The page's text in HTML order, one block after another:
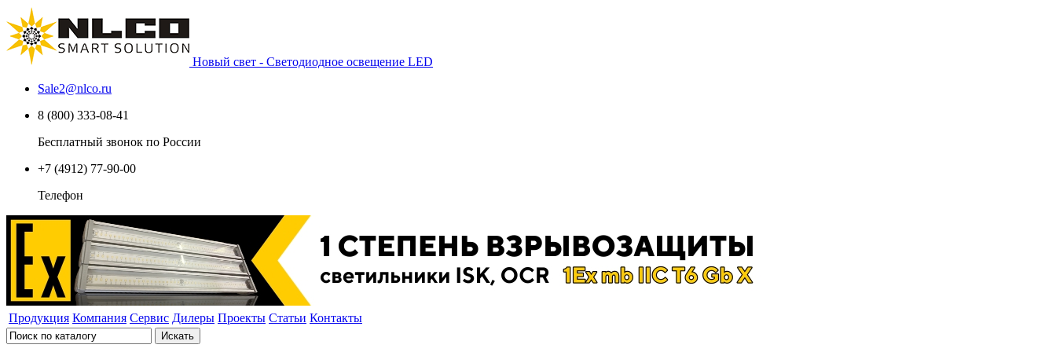
Новый свет - Светодиодное освещение LED
Sale2@nlco.ru
8 (800) 333-08-41
Бесплатный звонок по России
+7 (4912) 77-90-00
Телефон
Продукция Компания Сервис Дилеры Проекты Статьи Контакты